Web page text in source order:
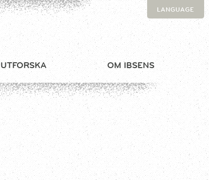
LANGUAGE
UTFORSKA OM IBSENS